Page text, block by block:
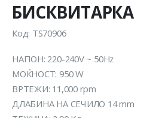
БИСКВИТАРКА
Код: TS70906
НАПОН: 220-240V ~ 50Hz
МОЌНОСТ: 950 W
ВРТЕЖИ: 11,000 rpm
ДЛАБИНА НА СЕЧИЛО 14 mm